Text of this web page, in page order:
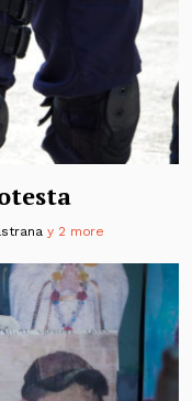
y 2 more